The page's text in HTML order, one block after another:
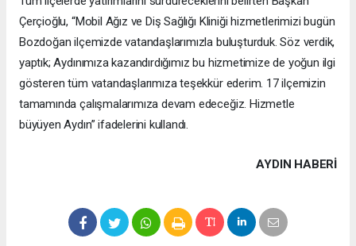
Çerçioğlu, “Mobil Ağız ve Diş Sağlığı Kliniği hizmetlerimizi bugün
Bozdoğan ilçemizde vatandaşlarımızla buluşturduk. Söz verdik,
yaptık; Aydınımıza kazandırdığımız bu hizmetimize de yoğun ilgi
gösteren tüm vatandaşlarımıza teşekkür ederim. 17 ilçemizin
tamamında çalışmalarımıza devam edeceğiz. Hizmetle
büyüyen Aydın” ifadelerini kullandı.
AYDIN HABERİ